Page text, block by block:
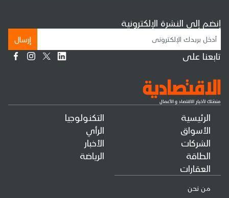
الرئيسية
الأسواق
الشركات
الطاقة
العقارات
التكنولوجيا
الرأي
الأخبار
الرياضة
من نحن
إنضم إلى النشرة الإلكترونية
إرسال
تابعنا على